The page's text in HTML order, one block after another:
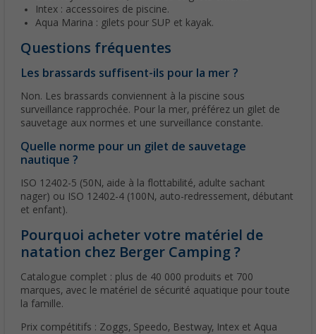
Intex : accessoires de piscine.
Aqua Marina : gilets pour SUP et kayak.
Questions fréquentes
Les brassards suffisent-ils pour la mer ?
Non. Les brassards conviennent à la piscine sous
surveillance rapprochée. Pour la mer, préférez un gilet de
sauvetage aux normes et une surveillance constante.
Quelle norme pour un gilet de sauvetage
nautique ?
ISO 12402-5 (50N, aide à la flottabilité, adulte sachant
nager) ou ISO 12402-4 (100N, auto-redressement, débutant
et enfant).
Pourquoi acheter votre matériel de
natation chez Berger Camping ?
Catalogue complet : plus de 40 000 produits et 700
marques, avec le matériel de sécurité aquatique pour toute
la famille.
Prix compétitifs : Zoggs, Speedo, Bestway, Intex et Aqua